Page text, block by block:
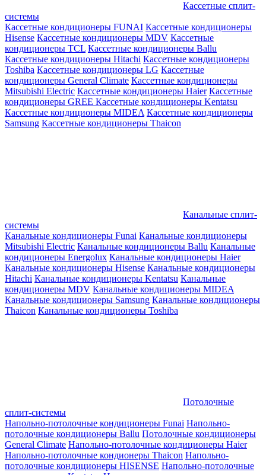
Кассетные сплит-
системы
Кассетные кондиционеры FUNAI Кассетные кондиционеры
Hisense Кассетные кондиционеры MDV Кассетные
кондиционеры TCL Кассетные кондиционеры Ballu
Кассетные кондиционеры Hitachi Кассетные кондиционеры
Toshiba Кассетные кондиционеры LG Кассетные
кондиционеры General Climate Кассетные кондиционеры
Mitsubishi Electric Кассетные кондиционеры Haier Кассетные
кондиционеры GREE Кассетные кондиционеры Kentatsu
Кассетные кондиционеры MIDEA Кассетные кондиционеры
Samsung Кассетные кондиционеры Thaicon
Канальные сплит-
системы
Канальные кондиционеры Funai Канальные кондиционеры
Mitsubishi Electric Канальные кондиционеры Ballu Канальные
кондиционеры Energolux Канальные кондиционеры Haier
Канальные кондиционеры Hisense Канальные кондиционеры
Hitachi Канальные кондиционеры Kentatsu Канальные
кондиционеры MDV Канальные кондиционеры MIDEA
Канальные кондиционеры Samsung Канальные кондиционеры
Thaicon Канальные кондиционеры Toshiba
Потолочные
сплит-системы
Напольно-потолочные кондиционеры Funai Напольно-
потолочные кондиционеры Ballu Потолочные кондиционеры
General Climate Напольно-потолочные кондиционеры Haier
Напольно-потолочные кондионеры Thaicon Напольно-
потолочные кондиционеры HISENSE Напольно-потолочные